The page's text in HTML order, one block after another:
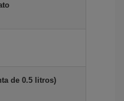
de 0.5 litros)